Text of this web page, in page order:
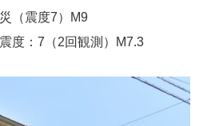
（震度7）M9
度：7（2回観測）M7.3